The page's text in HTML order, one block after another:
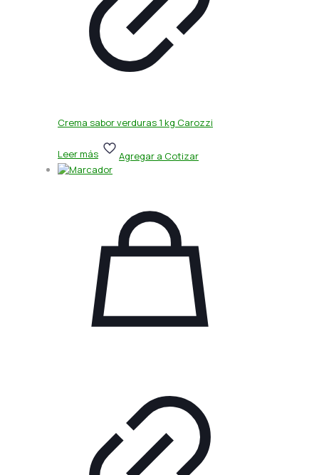
Crema sabor verduras 1 kg Carozzi
Leer más Agregar a Cotizar